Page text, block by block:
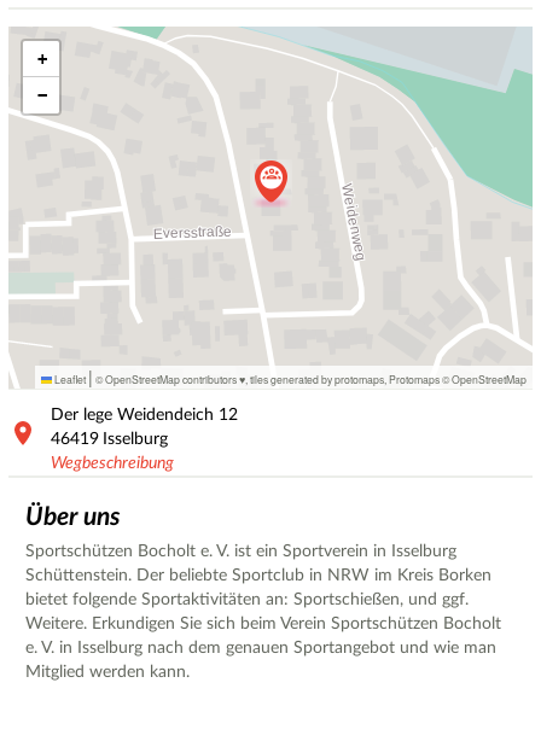
+
−
Leaflet | © OpenStreetMap contributors ♥, tiles generated by protomaps Protomaps©OpenStreetMap
Der lege Weidendeich 12
46419 Isselburg
Wegbeschreibung
Über uns
Sportschützen Bocholt e. V. ist ein Sportverein in Isselburg
Schüttenstein. Der beliebte Sportclub in NRW im Kreis Borken
bietet folgende Sportaktivitäten an: Sportschießen, und ggf.
Weitere. Erkundigen Sie sich beim Verein Sportschützen Bocholt
e. V. in Isselburg nach dem genauen Sportangebot und wie man
Mitglied werden kann.